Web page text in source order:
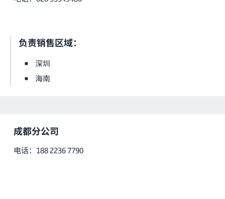
负责销售区域：
深圳
海南
成都分公司
电话：188 2236 7790